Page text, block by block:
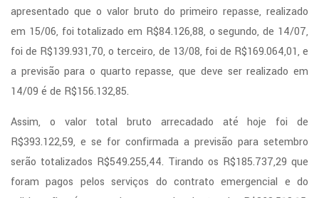
apresentado que o valor bruto do primeiro repasse, realizado
em 15/06, foi totalizado em R$84.126,88, o segundo, de 14/07,
foi de R$139.931,70, o terceiro, de 13/08, foi de R$169.064,01, e
a previsão para o quarto repasse, que deve ser realizado em
14/09 é de R$156.132,85.
Assim, o valor total bruto arrecadado até hoje foi de
R$393.122,59, e se for confirmada a previsão para setembro
serão totalizados R$549.255,44. Tirando os R$185.737,29 que
foram pagos pelos serviços do contrato emergencial e do